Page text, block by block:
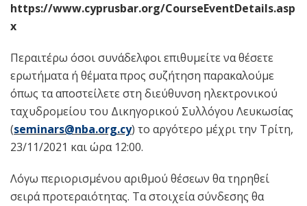
https://www.cyprusbar.org/CourseEventDetails.asp
x
Περαιτέρω όσοι συνάδελφοι επιθυμείτε να θέσετε
ερωτήματα ή θέματα προς συζήτηση παρακαλούμε
όπως τα αποστείλετε στη διεύθυνση ηλεκτρονικού
ταχυδρομείου του Δικηγορικού Συλλόγου Λευκωσίας
(seminars@nba.org.cy) το αργότερο μέχρι την Τρίτη,
23/11/2021 και ώρα 12:00.
Λόγω περιορισμένου αριθμού θέσεων θα τηρηθεί
σειρά προτεραιότητας. Τα στοιχεία σύνδεσης θα